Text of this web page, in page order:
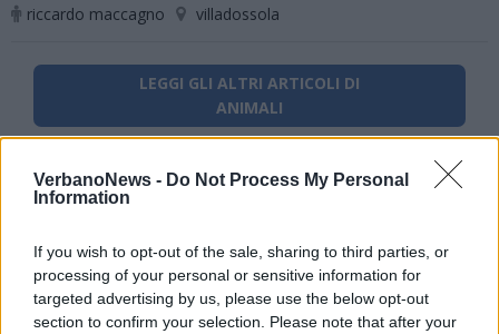
VerbanoNews - Do Not Process My Personal
Information
If you wish to opt-out of the sale, sharing to third parties, or
processing of your personal or sensitive information for
targeted advertising by us, please use the below opt-out
section to confirm your selection. Please note that after your
riccardo maccagno
villadossola
LEGGI GLI ALTRI ARTICOLI DI
ANIMALI